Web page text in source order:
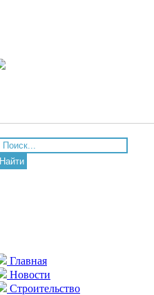
Найти
Главная
Новости
Строительство